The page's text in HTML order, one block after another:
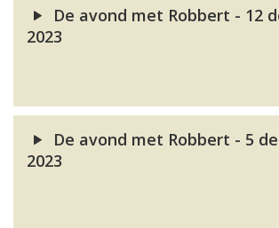
De avond met Robbert - 12
2023
De avond met Robbert - 5
2023